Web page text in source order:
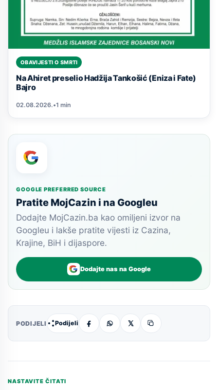
OBAVIJESTI O SMRTI
Na Ahiret preselio Hadžija Tankošić (Eniza i Fate)
Bajro
02.08.2026.•1 min
GOOGLE PREFERRED SOURCE
Pratite MojCazin i na Googleu
Dodajte MojCazin.ba kao omiljeni izvor na
Googleu i lakše pratite vijesti iz Cazina,
Krajine, BiH i dijaspore.
Dodajte nas na Google
PODIJELI Podijeli
NASTAVITE ČITATI